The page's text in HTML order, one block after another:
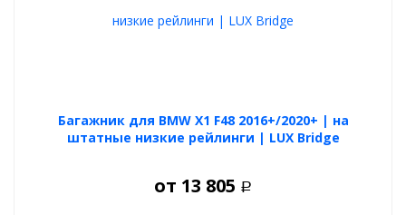
Багажник для BMW X1 F48 2016+/2020+ | на
штатные низкие рейлинги | LUX Bridge
от 13 805 Р